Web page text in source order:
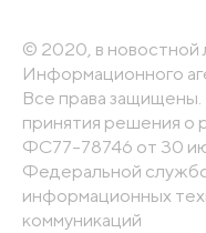
© 2020, в новостной
Информационного
Все права
принятия решения
ФС77-78746 от 30
Федеральной
информационных
коммуникаций